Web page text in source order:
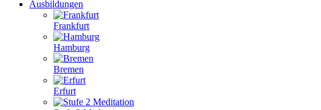
Ausbildungen
Frankfurt
Hamburg
Bremen
Erfurt